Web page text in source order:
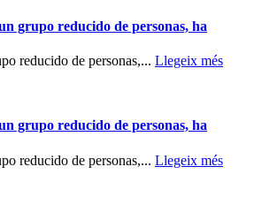
grupo reducido de personas, ha
reducido de personas,... Llegeix més
grupo reducido de personas, ha
reducido de personas,... Llegeix més